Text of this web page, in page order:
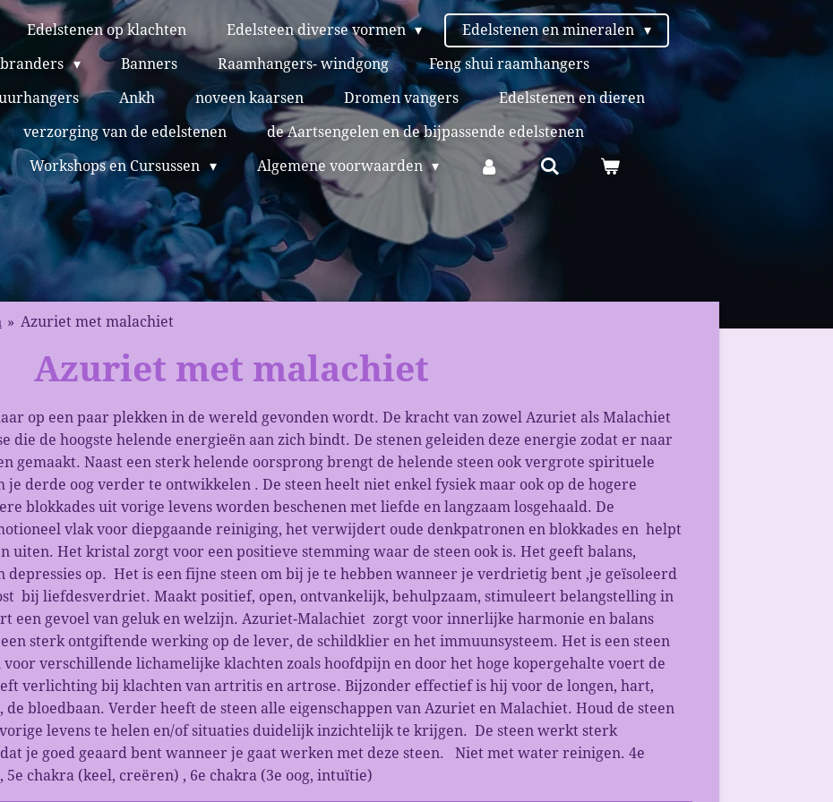
Edelstenen op klachten Edelsteen diverse vormen
Edelstenen en mineralen
Banners Raamhangers- windgong
Feng shui raamhangers
Ankh noveen kaarsen Dromen vangers
Edelstenen en dieren
verzorging van de edelstenen
de Aartsengelen en de bijpassende edelstenen
Workshops en Cursussen Algemene voorwaarden
» Azuriet met malachiet
Azuriet met malachiet
op een paar plekken in de wereld gevonden wordt. De kracht van zowel Azuriet als Malachiet
die de hoogste helende energieën aan zich bindt. De stenen geleiden deze energie zodat er naar
gemaakt. Naast een sterk helende oorsprong brengt de helende steen ook vergrote spirituele
je derde oog verder te ontwikkelen . De steen heelt niet enkel fysiek maar ook op de hogere
blokkades uit vorige levens worden beschenen met liefde en langzaam losgehaald. De
vlak voor diepgaande reiniging, het verwijdert oude denkpatronen en blokkades en helpt
uiten. Het kristal zorgt voor een positieve stemming waar de steen ook is. Het geeft balans,
depressies op. Het is een fijne steen om bij je te hebben wanneer je verdrietig bent ,je geïsoleerd
bij liefdesverdriet. Maakt positief, open, ontvankelijk, behulpzaam, stimuleert belangstelling in
een gevoel van geluk en welzijn. Azuriet-Malachiet zorgt voor innerlijke harmonie en balans
sterk ontgiftende werking op de lever, de schildklier en het immuunsysteem. Het is een steen
verschillende lichamelijke klachten zoals hoofdpijn en door het hoge kopergehalte voert de
verlichting bij klachten van artritis en artrose. Bijzonder effectief is hij voor de longen, hart,
bloedbaan. Verder heeft de steen alle eigenschappen van Azuriet en Malachiet. Houd de steen
levens te helen en/of situaties duidelijk inzichtelijk te krijgen. De steen werkt sterk
je goed geaard bent wanneer je gaat werken met deze steen. Niet met water reinigen. 4e
chakra (keel, creëren) , 6e chakra (3e oog, intuïtie)